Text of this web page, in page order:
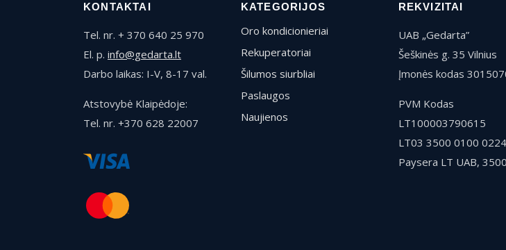
KONTAKTAI
Tel. nr. + 370 640 25 970
El. p. info@gedarta.lt
Darbo laikas: I-V, 8-17 val.
Atstovybė Klaipėdoje:
Tel. nr. +370 628 22007
KATEGORIJOS
Oro kondicionieriai
Rekuperatoriai
Šilumos siurbliai
Paslaugos
Naujienos
REKVIZITAI
UAB „Gedarta”
Šeškinės g. 35 Vilnius
Įmonės kodas
PVM Kodas
LT100003790615
LT03 3500 0100
Paysera LT UAB,